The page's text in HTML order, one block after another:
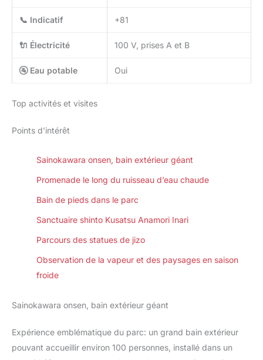
📞 Indicatif +81
🔌 Électricité 100 V, prises A et B
🚰 Eau potable Oui
Top activités et visites
Points d’intérêt
Sainokawara onsen, bain extérieur géant
Promenade le long du ruisseau d’eau chaude
Bain de pieds dans le parc
Sanctuaire shinto Kusatsu Anamori Inari
Parcours des statues de jizo
Observation de la vapeur et des paysages en saison
froide
Sainokawara onsen, bain extérieur géant
Expérience emblématique du parc: un grand bain extérieur
pouvant accueillir environ 100 personnes, installé dans un